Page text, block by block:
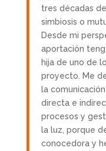
tres décadas
simbiosis o
Desde mi
aportación
hija de uno de
proyecto. Me
la
directa e
procesos y
la luz, porque
conocedora y